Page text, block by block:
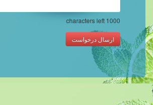
1000
ارسال درخواست